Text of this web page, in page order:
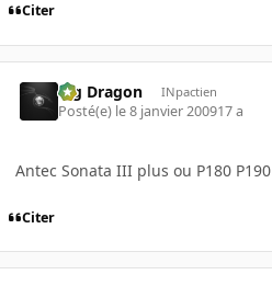
Citer
Big Dragon INpactien
Posté(e) le 8 janvier 200917 a
Antec Sonata III plus ou P180 P190
Citer